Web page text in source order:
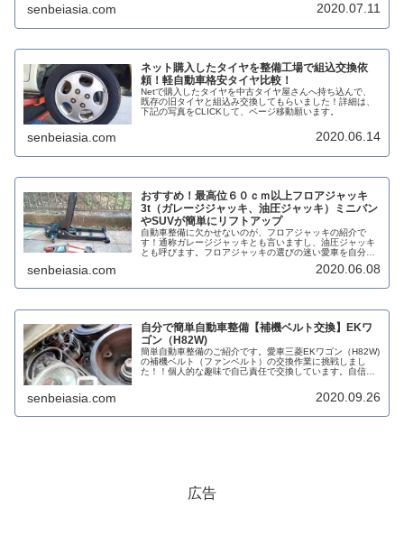
senbeiasia.com 2020.07.11
ネット購入したタイヤを整備工場で組込交換依
頼！軽自動車格安タイヤ比較！
Netで購入したタイヤを中古タイヤ屋さんへ持ち込んで、
既存の旧タイヤと組込み交換してもらいました！詳細は、
下記の写真をCLICKして、ページ移動願います。
senbeiasia.com 2020.06.14
おすすめ！最高位６０ｃｍ以上フロアジャッキ
3t（ガレージジャッキ、油圧ジャッキ）ミニバン
やSUVが簡単にリフトアップ
自動車整備に欠かせないのが、フロアジャッキの紹介で
す！通称ガレージジャッキとも言いますし、油圧ジャッキ
とも呼びます。フロアジャッキの選びの迷い愛車を自分で
senbeiasia.com 2020.06.08
自分で簡単自動車整備【補機ベルト交換】EKワ
ゴン（H82W)
簡単自動車整備のご紹介です。愛車三菱EKワゴン（H82W)
の補機ベルト（ファンベルト）の交換作業に挑戦しまし
た！！個人的な趣味で自己責任で交換しています。自信の
senbeiasia.com 2020.09.26
広告